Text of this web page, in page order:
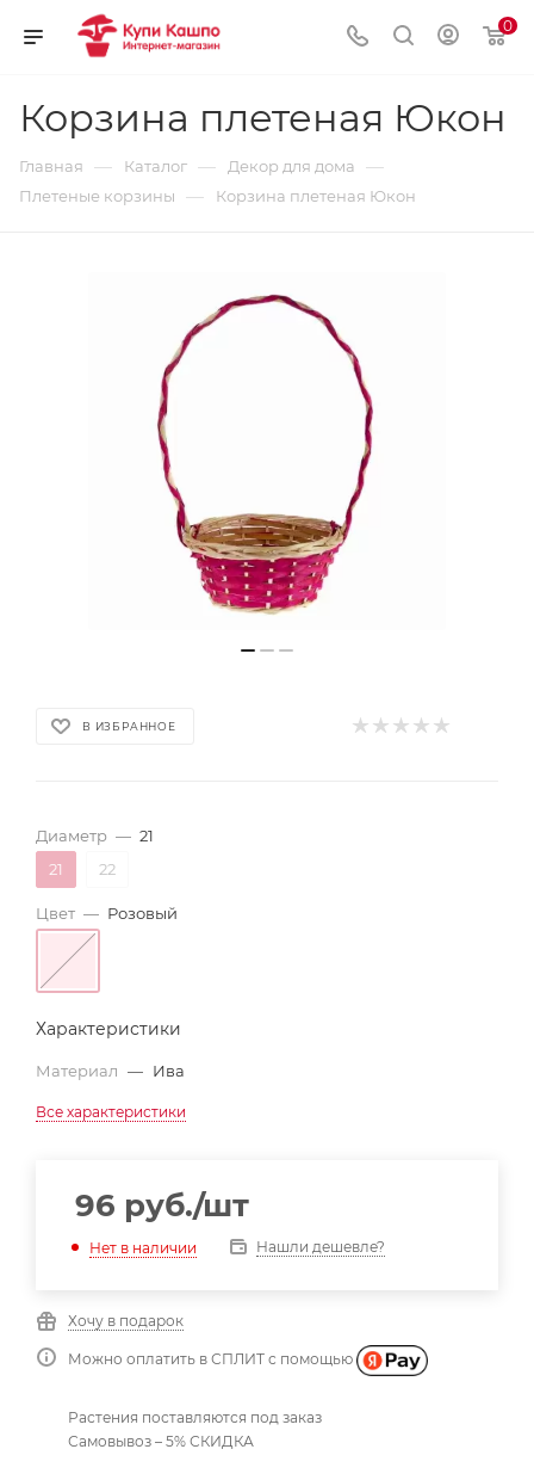
0
Корзина плетеная Юкон
Главная — Каталог — Декор для дома —
Плетеные корзины — Корзина плетеная Юкон
В ИЗБРАННОЕ
Диаметр — 21
21
22
Цвет — Розовый
Характеристики
Материал — Ива
Все характеристики
96 руб./шт
Нет в наличии Нашли дешевле?
Хочу в подарок
Можно оплатить в СПЛИТ с помощью
Растения поставляются под заказ
Самовывоз – 5% СКИДКА